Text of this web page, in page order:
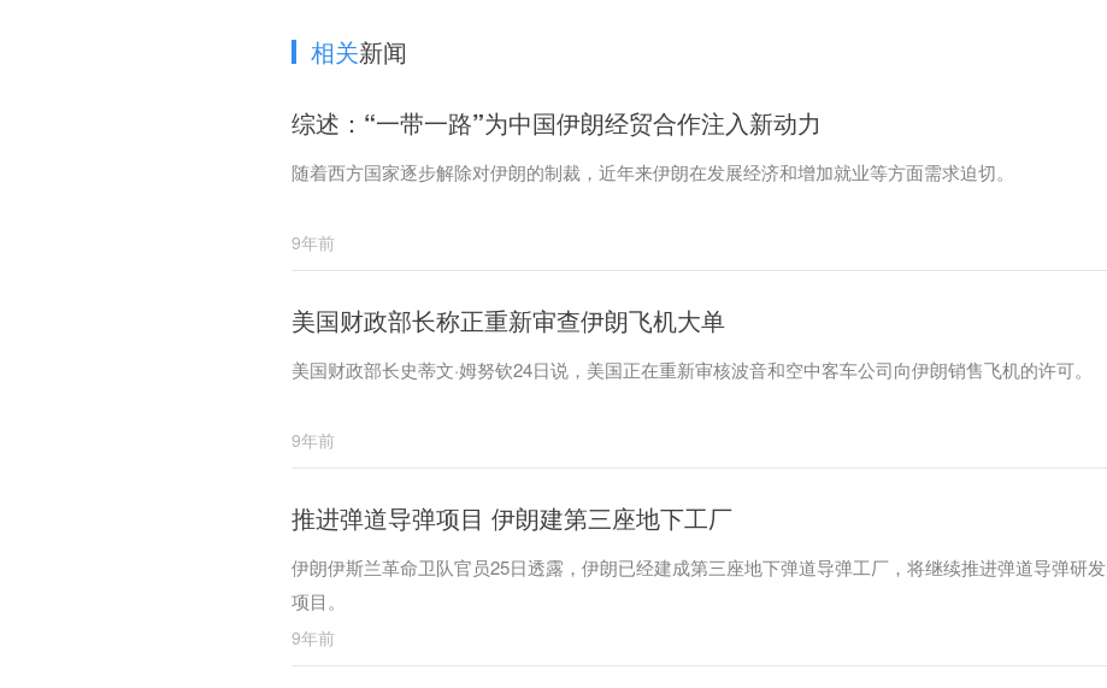
相关新闻
综述：“一带一路”为中国伊朗经贸合作注入新动力
随着西方国家逐步解除对伊朗的制裁，近年来伊朗在发展经济和增加就业等方面需求迫切。
9年前
美国财政部长称正重新审查伊朗飞机大单
美国财政部长史蒂文·姆努钦24日说，美国正在重新审核波音和空中客车公司向伊朗销售飞机的许可。
9年前
推进弹道导弹项目 伊朗建第三座地下工厂
伊朗伊斯兰革命卫队官员25日透露，伊朗已经建成第三座地下弹道导弹工厂，将继续推进弹道导弹研发
项目。
9年前